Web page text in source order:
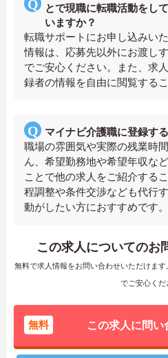
とで現職に転職活動をし
いますか？
転職サポートにお申し込みい
情報は、応募先以外にお渡し
でご安心ください。また、求
録者の情報を自由に閲覧する
マイナビ介護職に登録す
職場の雰囲気や実際の残業時
ん、希望勤務地や希望年収な
ことで他の求人をご紹介する
程調整や条件交渉なども代行
動がしたい方におすすめです。
この求人についてのお
無料で求人情報をお問い合わせいただけま
でご安心くだ
無料 この求人に問い